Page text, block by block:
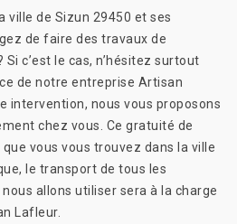
ville de Sizun 29450 et ses
de faire des travaux de
c’est le cas, n’hésitez surtout
de notre entreprise Artisan
intervention, nous vous proposons
chez vous. Ce gratuité de
vous vous trouvez dans la ville
le transport de tous les
allons utiliser sera à la charge
Lafleur.